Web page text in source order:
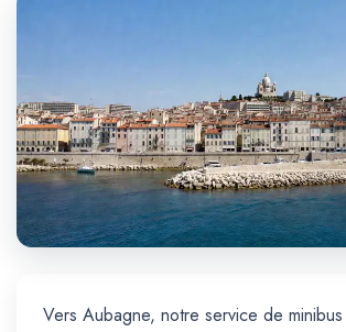
Vers Aubagne, notre service de